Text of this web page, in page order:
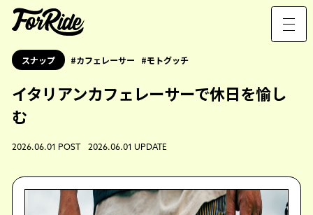
スナップ カフェレーサー モトグッチ
イタリアンカフェレーサーで休日を愉し
む
2026.06.01 POST 2026.06.01 UPDATE